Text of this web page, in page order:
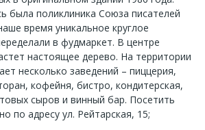
была поликлиника Союза писателей
время уникальное круглое
в фудмаркет. В центре
настоящее дерево. На территории
несколько заведений – пиццерия,
кофейня, бистро, кондитерская,
сыров и винный бар. Посетить
по адресу ул. Рейтарская, 15;